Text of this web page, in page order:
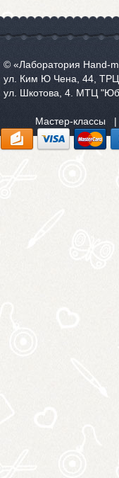
© «Лаборатория Hand-
ул. Ким Ю Чена, 44, ТРЦ
ул. Шкотова, 4. МТЦ
Мастер-классы